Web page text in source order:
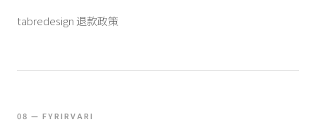
tabredesign 退款政策
08 — FYRIRVARI